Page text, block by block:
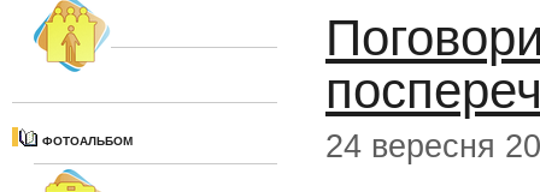
ФОТОАЛЬБОМ 24 вересня